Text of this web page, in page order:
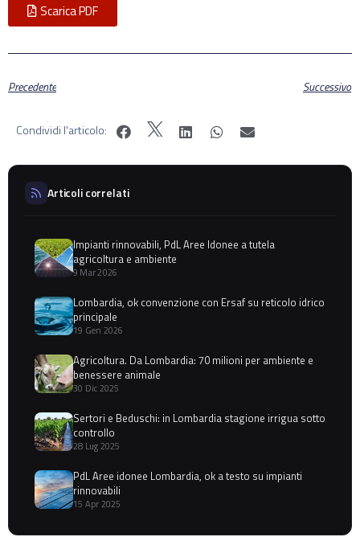
Scarica PDF
Precedente Successivo
Condividi l'articolo:
Articoli correlati
Impianti rinnovabili, PdL Aree Idonee a tutela
agricoltura e ambiente
9 Mar 2026
Lombardia, ok convenzione con Ersaf su reticolo idrico
principale
19 Gen 2026
Agricoltura. Da Lombardia: 70 milioni per ambiente e
benessere animale
30 Dic 2025
Sertori e Beduschi: in Lombardia stagione irrigua sotto
controllo
28 Lug 2025
PdL Aree idonee Lombardia, ok a testo su impianti
rinnovabili
15 Apr 2025